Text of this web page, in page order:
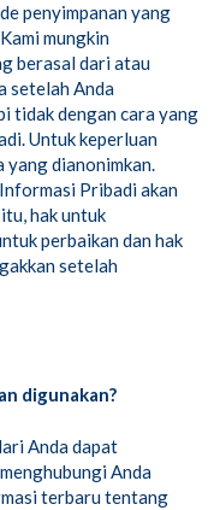
penyimpanan yang
mungkin
berasal dari atau
setelah Anda
tidak dengan cara yang
Untuk keperluan
yang dianonimkan.
Pribadi akan
hak untuk
perbaikan dan hak
setelah
digunakan?
Anda dapat
Anda
terbaru tentang